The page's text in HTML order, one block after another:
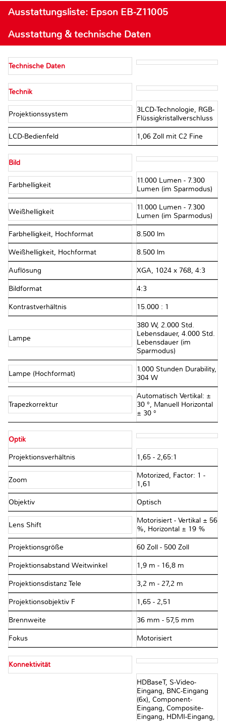
Ausstattungsliste: Epson EB-Z11005
Ausstattung & technische Daten
Technische Daten
Technik
Projektionssystem
3LCD-Technologie, RGB-
Flüssigkristallverschluss
LCD-Bedienfeld 1,06 Zoll mit C2 Fine
Bild
Farbhelligkeit
11.000 Lumen - 7.300
Lumen (im Sparmodus)
Weißhelligkeit
11.000 Lumen - 7.300
Lumen (im Sparmodus)
Farbhelligkeit, Hochformat 8.500 lm
Weißhelligkeit, Hochformat 8.500 lm
Auflösung XGA, 1024 x 768, 4:3
Bildformat 4:3
Kontrastverhältnis 15.000 : 1
Lampe
380 W, 2.000 Std.
Lebensdauer, 4.000 Std.
Lebensdauer (im
Sparmodus)
Lampe (Hochformat)
1.000 Stunden Durability,
304 W
Trapezkorrektur
Automatisch Vertikal: ±
30 °, Manuell Horizontal
± 30 °
Optik
Projektionsverhältnis 1,65 - 2,65:1
Zoom
Motorized, Factor: 1 -
1,61
Objektiv Optisch
Lens Shift
Motorisiert - Vertikal ± 56
%, Horizontal ± 19 %
Projektionsgröße 60 Zoll - 500 Zoll
Projektionsabstand Weitwinkel 1,9 m - 16,8 m
Projektionsdistanz Tele 3,2 m - 27,2 m
Projektionsobjektiv F 1,65 - 2,51
Brennweite 36 mm - 57,5 mm
Fokus Motorisiert
Konnektivität
HDBaseT, S-Video-
Eingang, BNC-Eingang
(6x), Component-
Eingang, Composite-
Eingang, HDMI-Eingang,